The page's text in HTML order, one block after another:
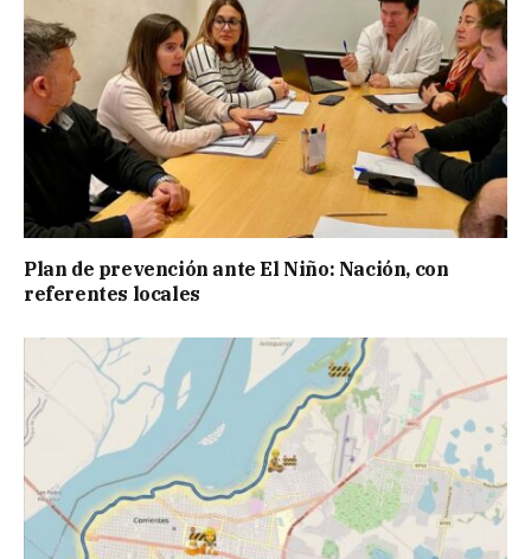
Plan de prevención ante El Niño: Nación, con
referentes locales